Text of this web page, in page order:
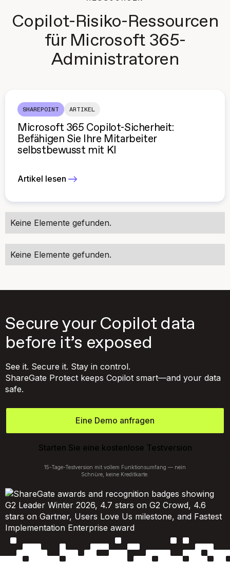
Copilot-Risiko-Ressourcen
für Microsoft 365-
Administratoren
SHAREPOINT ARTIKEL
Microsoft 365 Copilot-Sicherheit:
Befähigen Sie Ihre Mitarbeiter
selbstbewusst mit KI
Artikel lesen
Keine Elemente gefunden.
Keine Elemente gefunden.
Secure your Copilot data
before it’s exposed
See it. Secure it. Stay in control.
ShareGate Protect keeps Copilot smart—and your data
safe.
Eine Demo anfragen
Starten Sie eine kostenlose Testversion
15-Tage-Testversion mit vollem Funktionsumfang — nein
Schnüre, keine Kreditkarte.